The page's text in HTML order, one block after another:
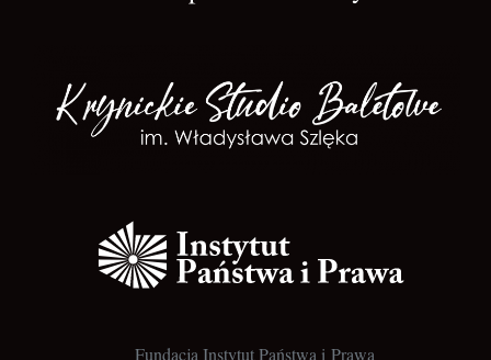
Fundacja Instytut Państwa i Prawa